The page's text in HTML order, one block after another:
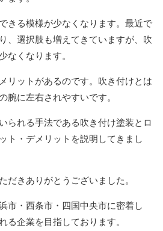
きる模様が少なくなります。最近で
、選択肢も増えてきていますが、吹
なくなります。
リットがあるのです。吹き付けとは
腕に左右されやすいです。
られる手法である吹き付け塗装とロ
ト・デメリットを説明してきまし
だきありがとうございました。
市・西条市・四国中央市に密着し
る企業を目指しております。